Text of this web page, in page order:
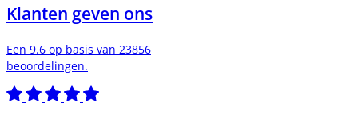
Klanten geven ons
Een 9.6 op basis van 23856
beoordelingen.